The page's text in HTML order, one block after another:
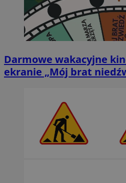
Darmowe wakacyjne
ekranie „Mój brat